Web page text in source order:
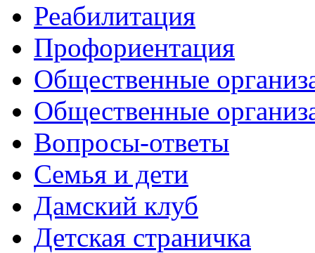
Реабилитация
Профориентация
Общественные
Общественные
Вопросы-ответы
Семья и дети
Дамский клуб
Детская страничка